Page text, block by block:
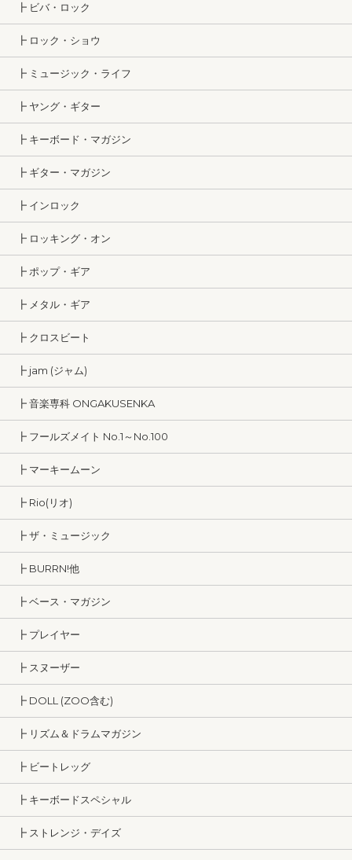
┣ ビバ・ロック
┣ ロック・ショウ
┣ ミュージック・ライフ
┣ ヤング・ギター
┣ キーボード・マガジン
┣ ギター・マガジン
┣ インロック
┣ ロッキング・オン
┣ ポップ・ギア
┣ メタル・ギア
┣ クロスビート
┣ jam (ジャム)
┣ 音楽専科 ONGAKUSENKA
┣ フールズメイト No.1～No.100
┣ マーキームーン
┣ Rio(リオ)
┣ ザ・ミュージック
┣ BURRN!他
┣ ベース・マガジン
┣ プレイヤー
┣ スヌーザー
┣ DOLL (ZOO含む)
┣ リズム＆ドラムマガジン
┣ ビートレッグ
┣ キーボードスペシャル
┣ ストレンジ・デイズ